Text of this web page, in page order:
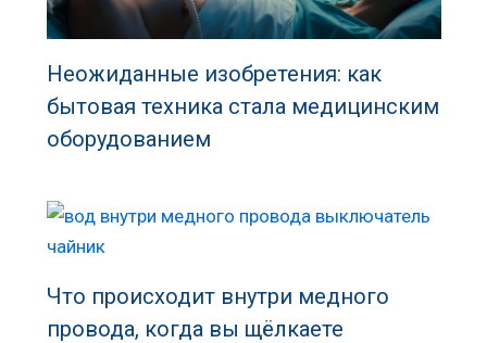
Неожиданные изобретения: как
бытовая техника стала медицинским
оборудованием
Что происходит внутри медного
провода, когда вы щёлкаете